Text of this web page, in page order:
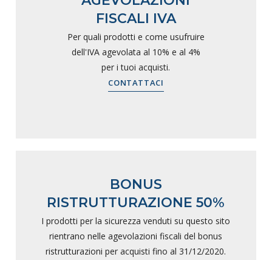
FISCALI IVA
Per quali prodotti e come usufruire
dell'IVA agevolata al 10% e al 4%
per i tuoi acquisti.
CONTATTACI
BONUS
RISTRUTTURAZIONE 50%
I prodotti per la sicurezza venduti su questo sito
rientrano nelle agevolazioni fiscali del bonus
ristrutturazioni per acquisti fino al 31/12/2020.